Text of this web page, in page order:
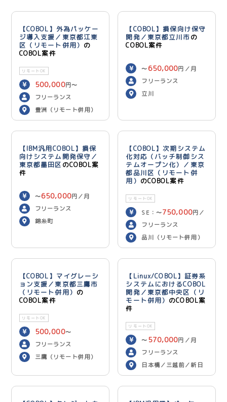
【COBOL】外為パッケー
ジ導入支援／東京都江東
区（リモート併用） の
COBOL案件
リモートOK
500,000円〜
600,000 円／月
フリーランス
豊洲（リモート併用）
【COBOL】損保向け保守
開発／東京都立川市の
COBOL案件
〜 650,000円／月
フリーランス
立川
【IBM汎用COBOL】損保
向けシステム開発保守／
東京都墨田区 のCOBOL案
件
〜650,000円／月
フリーランス
錦糸町
【COBOL】次期システム
化対応（バッチ制御シス
テムオープン化）／東京
都品川区（リモート併
用） のCOBOL案件
リモートOK
SE：〜750,000円／
月 PG：〜700,000
／月
フリーランス
品川（リモート併用）
【COBOL】マイグレーシ
ョン支援／東京都三鷹市
（リモート併用） の
COBOL案件
リモートOK
500,000〜
600,000 円／月
フリーランス
三鷹（リモート併用）
【Linux/COBOL】証券系
システムにおけるCOBOL
開発／東京都中央区（リ
モート併用） のCOBOL案
件
リモートOK
〜 570,000円／月
フリーランス
日本橋／三越前／新日
本橋（リモート併用）